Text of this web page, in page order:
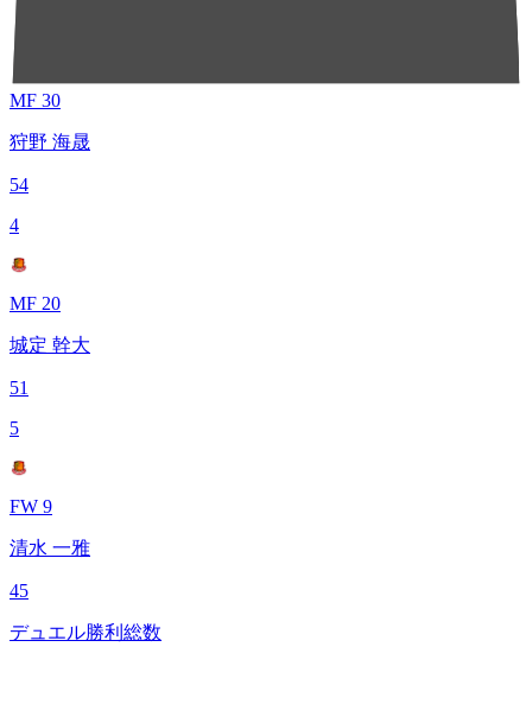
3
MF 30
狩野 海晟
54
4
MF 20
城定 幹大
51
5
FW 9
清水 一雅
45
デュエル勝利総数